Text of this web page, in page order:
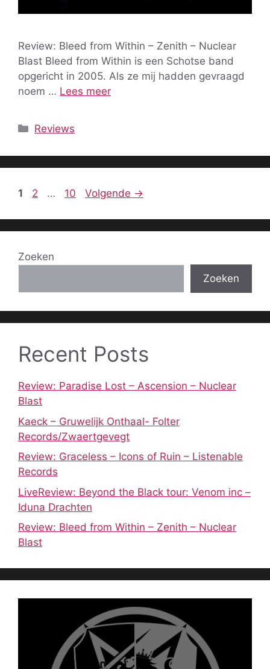
Review: Bleed from Within – Zenith – Nuclear
Blast Bleed from Within is een Schotse band
opgericht in 2005. Als ze mij hadden gevraagd
noem … Lees meer
Categorieën
Reviews
Pagina
1 Pagina
2 … Pagina
10 Volgende →
Zoeken
Zoeken
Recent Posts
Review: Paradise Lost – Ascension – Nuclear
Blast
Kaeck – Gruwelijk Onthaal- Folter
Records/Zwaertgevegt
Review: Graceless – Icons of Ruin – Listenable
Records
LiveReview: Beyond the Black tour: Venom inc –
Iduna Drachten
Review: Bleed from Within – Zenith – Nuclear
Blast